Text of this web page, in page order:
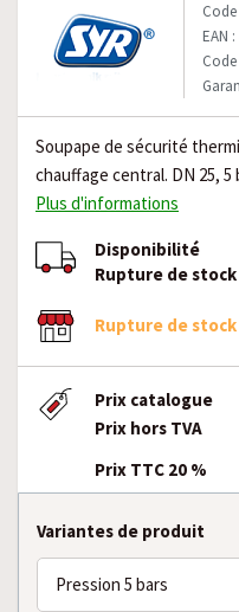
EAN
Soupape de sécurité
chauffage central. DN 25, 5
Plus d'informations
Disponibilité
Rupture de
Rupture de stock
Prix catalogue
Prix hors TVA
Prix TTC 20 %
Variantes de produit
Pression 5 bars